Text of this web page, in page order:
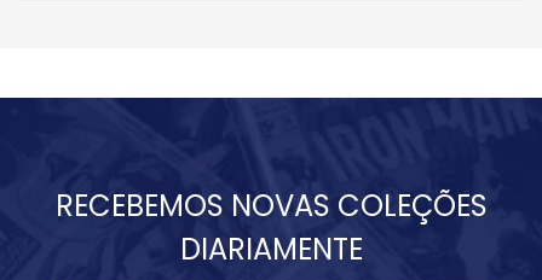
RECEBEMOS NOVAS COLEÇÕES
DIARIAMENTE